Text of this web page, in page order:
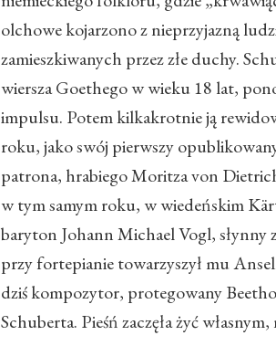
olchowe kojarzono z nieprzyjazną
zamieszkiwanych przez złe duchy.
wiersza Goethego w wieku 18 lat,
impulsu. Potem kilkakrotnie ją
roku, jako swój pierwszy
patrona, hrabiego Moritza von
w tym samym roku, w wiedeńskim
baryton Johann Michael Vogl,
przy fortepianie towarzyszył mu
dziś kompozytor, protegowany
Schuberta. Pieśń zaczęła żyć